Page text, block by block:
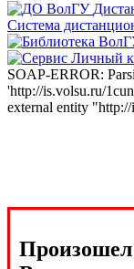
Система
SOAP-ERROR:
'http://is.volsu.ru/
external entity